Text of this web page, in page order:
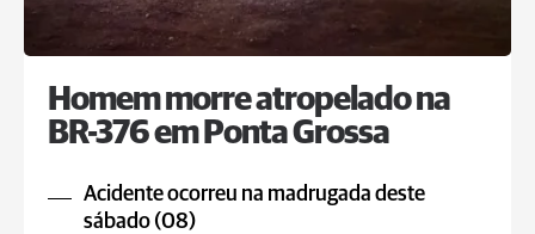
Homem morre atropelado na
BR-376 em Ponta Grossa
Acidente ocorreu na madrugada deste
sábado (08)